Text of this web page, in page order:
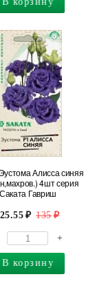
Алисса синяя
4шт серия
Саката Гавриш
135
+
В корзину